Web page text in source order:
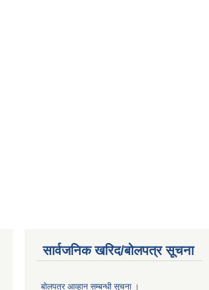
सार्वजनिक खरिद/बोलपत्र सूचना
बोलपत्र आव्हान सम्बन्धी सूचना ।